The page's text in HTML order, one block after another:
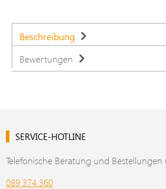
Beschreibung
Bewertungen
SERVICE-HOTLINE
Telefonische Beratung und
089 374 360